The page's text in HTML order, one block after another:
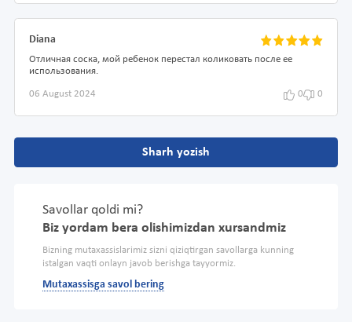
Diana
Отличная соска, мой ребенок перестал коликовать после ее
использования.
06 August 2024 0 0
Sharh yozish
Savollar qoldi mi?
Biz yordam bera olishimizdan xursandmiz
Bizning mutaxassislarimiz sizni qiziqtirgan savollarga kunning
istalgan vaqti onlayn javob berishga tayyormiz.
Mutaxassisga savol bering